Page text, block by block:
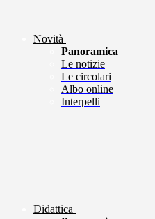
Novità
Panoramica
Le notizie
Le circolari
Albo online
Interpelli
Didattica